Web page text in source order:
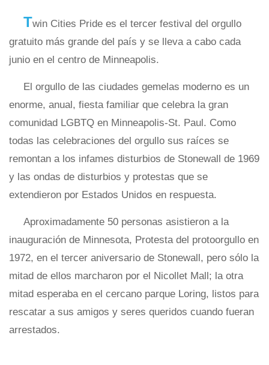
Twin Cities Pride es el tercer festival del orgullo
gratuito más grande del país y se lleva a cabo cada
junio en el centro de Minneapolis.
El orgullo de las ciudades gemelas moderno es un
enorme, anual, fiesta familiar que celebra la gran
comunidad LGBTQ en Minneapolis-St. Paul. Como
todas las celebraciones del orgullo sus raíces se
remontan a los infames disturbios de Stonewall de 1969
y las ondas de disturbios y protestas que se
extendieron por Estados Unidos en respuesta.
Aproximadamente 50 personas asistieron a la
inauguración de Minnesota, Protesta del protoorgullo en
1972, en el tercer aniversario de Stonewall, pero sólo la
mitad de ellos marcharon por el Nicollet Mall; la otra
mitad esperaba en el cercano parque Loring, listos para
rescatar a sus amigos y seres queridos cuando fueran
arrestados.